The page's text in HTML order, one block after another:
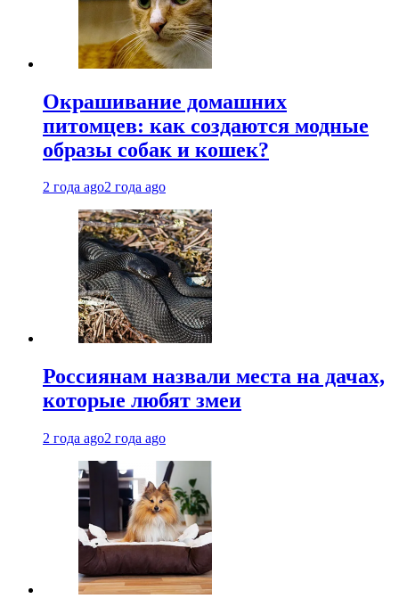
Окрашивание домашних
питомцев: как создаются модные
образы собак и кошек?
2 года ago2 года ago
Россиянам назвали места на дачах,
которые любят змеи
2 года ago2 года ago